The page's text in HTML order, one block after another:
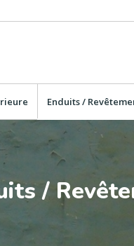
Enduits /
/